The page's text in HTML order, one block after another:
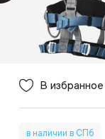
В избранное
в наличии в СПб